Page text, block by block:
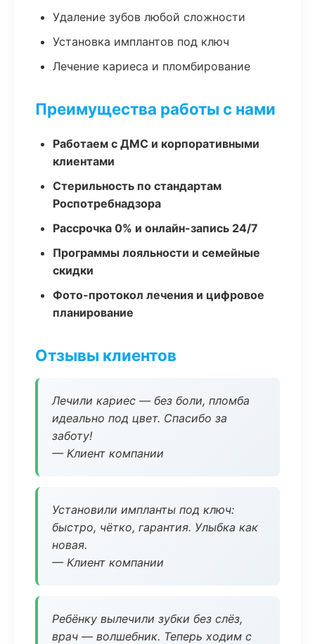
Удаление зубов любой сложности
Установка имплантов под ключ
Лечение кариеса и пломбирование
Преимущества работы с нами
Работаем с ДМС и корпоративными
клиентами
Стерильность по стандартам
Роспотребнадзора
Рассрочка 0% и онлайн-запись 24/7
Программы лояльности и семейные
скидки
Фото-протокол лечения и цифровое
планирование
Отзывы клиентов
Лечили кариес — без боли, пломба
идеально под цвет. Спасибо за
заботу!
— Клиент компании
Установили импланты под ключ:
быстро, чётко, гарантия. Улыбка как
новая.
— Клиент компании
Ребёнку вылечили зубки без слёз,
врач — волшебник. Теперь ходим с